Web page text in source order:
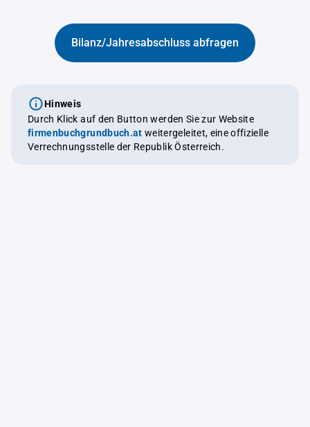
Bilanz/Jahresabschluss abfragen
Hinweis
Durch Klick auf den Button werden Sie zur Website
firmenbuchgrundbuch.at weitergeleitet, eine offizielle
Verrechnungsstelle der Republik Österreich.